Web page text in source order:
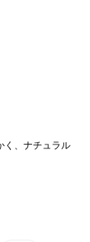
く、ナチュラル